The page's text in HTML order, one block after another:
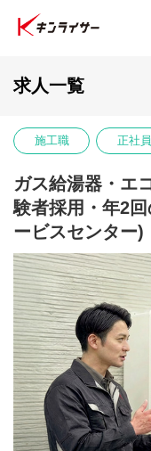
求人一覧
施工職 正社員
ガス給湯器・エ
験者採用・年2
ービスセンター)